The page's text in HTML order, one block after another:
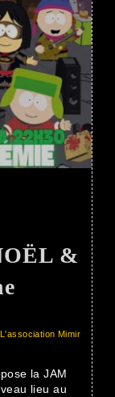
&
L'association Mimir
la JAM
lieu au